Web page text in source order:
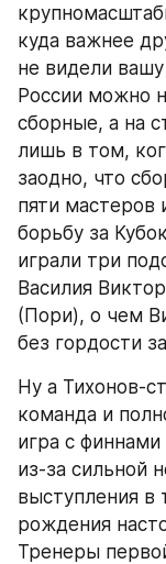
куда важнее
не видели
России можно
сборные, а на
лишь в том,
заодно, что
пяти мастеров
борьбу за
играли три
Василия
(Пори), о чем
без гордости
Ну а Тихонов-
команда и
игра с
из-за сильной
выступления в
рождения
Тренеры